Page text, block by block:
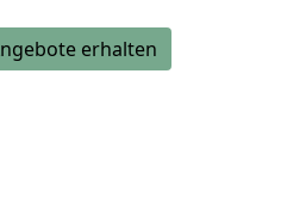
erhalten